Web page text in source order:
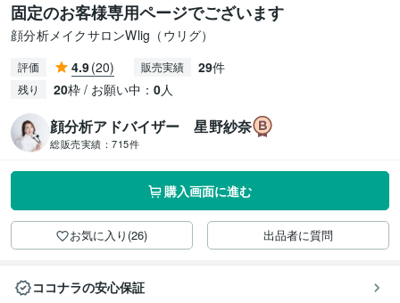
固定のお客様専用ページでございます
顔分析メイクサロンWlig（ウリグ）
評価 4.9(20) 販売実績 29件
残り 20枠 / お願い中： 0人
顔分析アドバイザー 星野紗奈
総販売実績： 715件
購入画面に進む
お気に入り(26) 出品者に質問
ココナラの安心保証